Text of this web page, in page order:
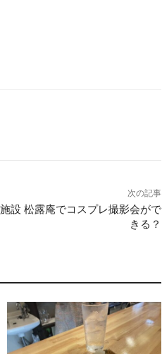
次の記事
設 松露庵でコスプレ撮影会がで
きる？